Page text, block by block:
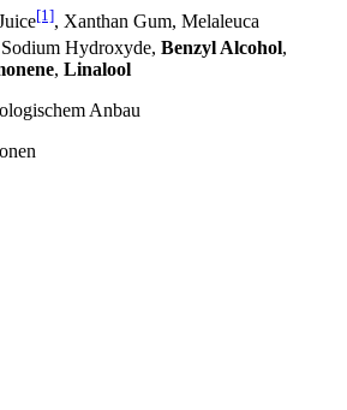
[1], Xanthan Gum, Melaleuca
Hydroxyde, Benzyl Alcohol,
, Linalool
Anbau